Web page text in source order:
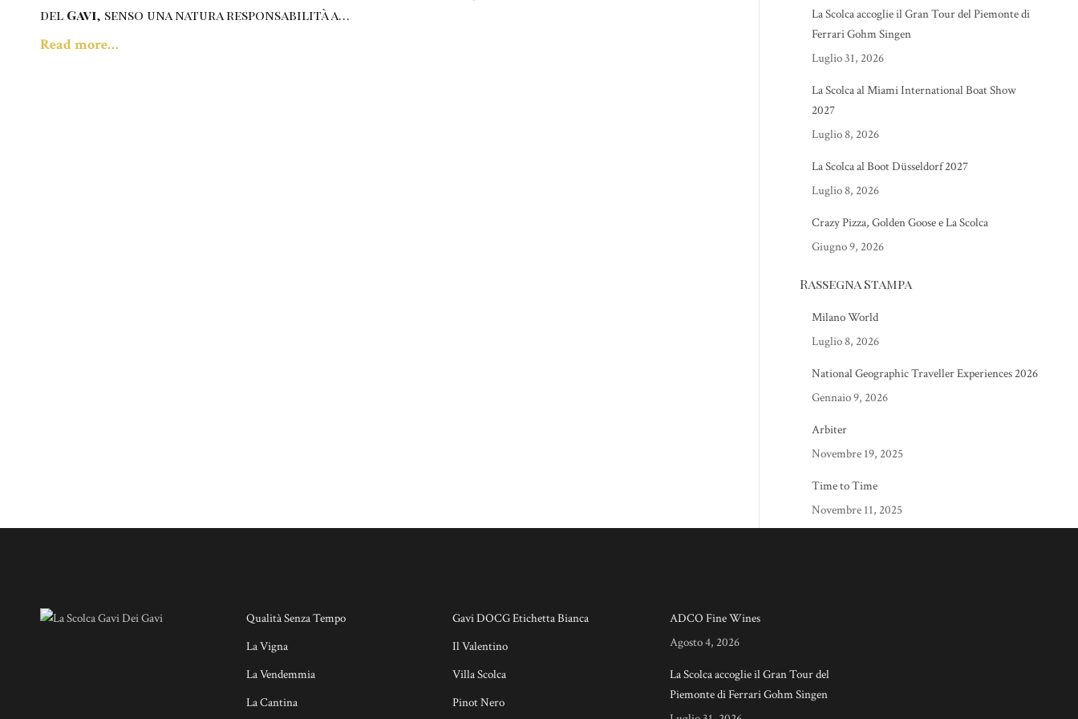
del Gavi, senso una natura responsabilità a…
Read more…
La Scolca accoglie il Gran Tour del Piemonte di
Ferrari Gohm Singen
Luglio 31, 2026
La Scolca al Miami International Boat Show
2027
Luglio 8, 2026
La Scolca al Boot Düsseldorf 2027
Luglio 8, 2026
Crazy Pizza, Golden Goose e La Scolca
Giugno 9, 2026
Rassegna Stampa
Milano World
Luglio 8, 2026
National Geographic Traveller Experiences 2026
Gennaio 9, 2026
Arbiter
Novembre 19, 2025
Time to Time
Novembre 11, 2025
Qualità Senza Tempo
La Vigna
La Vendemmia
La Cantina
Gavi DOCG Etichetta Bianca
Il Valentino
Villa Scolca
Pinot Nero
ADCO Fine Wines
Agosto 4, 2026
La Scolca accoglie il Gran Tour del
Piemonte di Ferrari Gohm Singen